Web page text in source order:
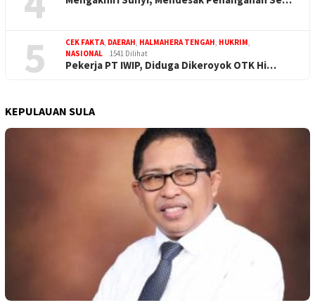
5 CEK FAKTA, DAERAH, HALMAHERA TENGAH, HUKRIM,
NASIONAL
1541 Dilihat
Pekerja PT IWIP, Diduga Dikeroyok OTK Hi…
KEPULAUAN SULA